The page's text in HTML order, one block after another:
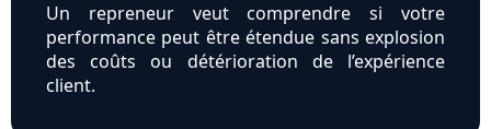
Un repreneur veut comprendre si votre
performance peut être étendue sans explosion
des coûts ou détérioration de l’expérience
client.